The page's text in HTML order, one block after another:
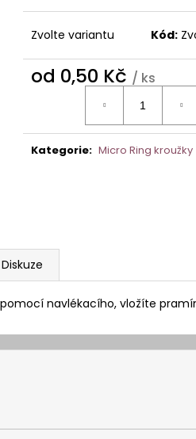
Zvolte variantu Kód:
od 0,50 Kč / ks
Kategorie: Micro Ring kroužky
Diskuze
navlékacího, vložíte